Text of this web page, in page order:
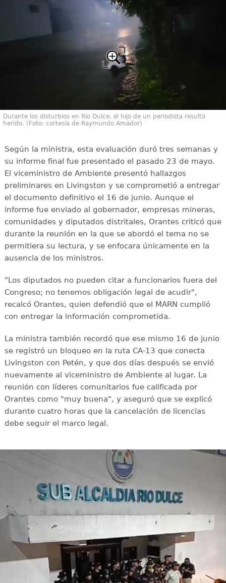
Durante los disturbios en Río Dulce, el hijo de un periodista resultó
herido. (Foto: cortesía de Raymundo Amador)
Según la ministra, esta evaluación duró tres semanas y
su informe final fue presentado el pasado 23 de mayo.
El viceministro de Ambiente presentó hallazgos
preliminares en Livingston y se comprometió a entregar
el documento definitivo el 16 de junio. Aunque el
informe fue enviado al gobernador, empresas mineras,
comunidades y diputados distritales, Orantes criticó que
durante la reunión en la que se abordó el tema no se
permitiera su lectura, y se enfocara únicamente en la
ausencia de los ministros.
"Los diputados no pueden citar a funcionarios fuera del
Congreso; no tenemos obligación legal de acudir",
recalcó Orantes, quien defendió que el MARN cumplió
con entregar la información comprometida.
La ministra también recordó que ese mismo 16 de junio
se registró un bloqueo en la ruta CA-13 que conecta
Livingston con Petén, y que dos días después se envió
nuevamente al viceministro de Ambiente al lugar. La
reunión con líderes comunitarios fue calificada por
Orantes como "muy buena", y aseguró que se explicó
durante cuatro horas que la cancelación de licencias
debe seguir el marco legal.